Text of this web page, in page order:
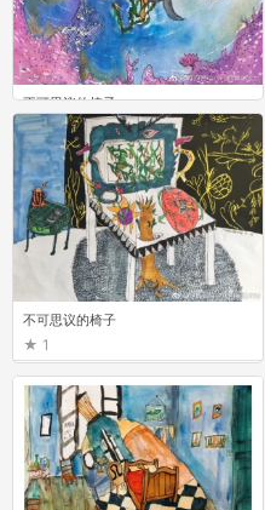
不可思议的椅子
2
不可思议的椅子
1